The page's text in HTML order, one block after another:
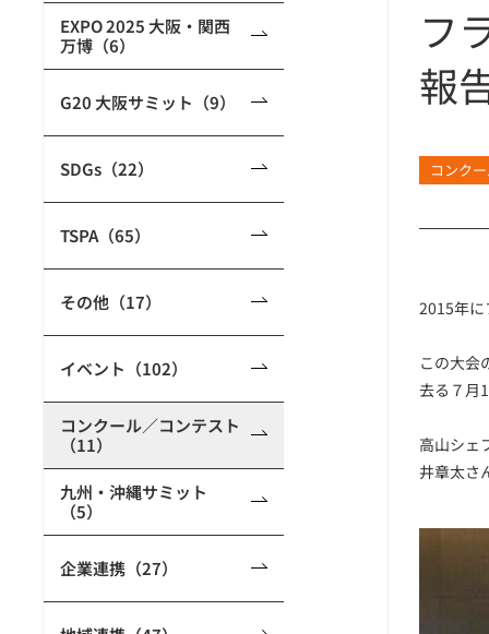
EXPO 2025 大阪・関西
万博（6）
G20 大阪サミット（9）
SDGs（22）
TSPA（65）
その他（17）
イベント（102）
コンクール／コンテスト
（11）
九州・沖縄サミット
（5）
企業連携（27）
フ
報
コンク
2015年に
この大会
去る７月
高山シェ
井章太さ